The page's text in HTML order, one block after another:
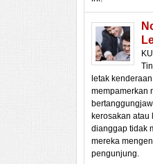
letak
mempamerkan
kerosakan atau
dianggap tidak
mereka
pengunjung.